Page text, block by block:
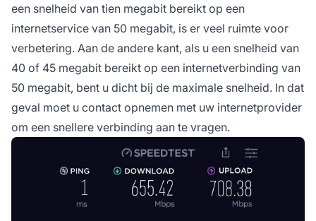
een snelheid van tien megabit bereikt op een
internetservice van 50 megabit, is er veel ruimte voor
verbetering. Aan de andere kant, als u een snelheid van
40 of 45 megabit bereikt op een internetverbinding van
50 megabit, bent u dicht bij de maximale snelheid. In dat
geval moet u contact opnemen met uw internetprovider
om een snellere verbinding aan te vragen.